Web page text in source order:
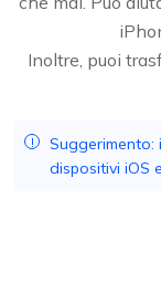
Inoltre, puoi
dispositivi iOS